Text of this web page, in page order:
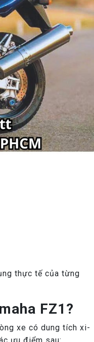
thực tế của từng
FZ1?
xe có dung tích xi-